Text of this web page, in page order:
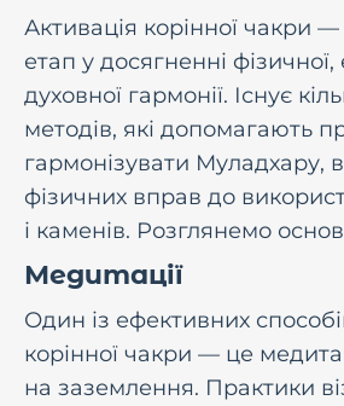
Активація корінної чакри
етап у досягненні фізичної,
духовної гармонії. Існує
методів, які допомагають
гармонізувати Муладхару,
фізичних вправ до
і каменів. Розглянемо
Медитації
Один із ефективних
корінної чакри — це
на заземлення. Практики